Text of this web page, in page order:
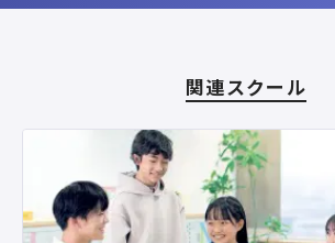
関連スクール